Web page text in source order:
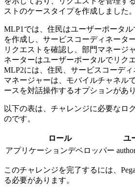
ストのケースタイプを作成しました。
MLP1では、住民はユーザーポータ
を作成し、サービスコーディネータ
リクエストを確認し、部門マネージ
ネーターはユーザーポータルでリク
MLP2には、住民、サービスコーデ
マネージャーは、モバイルチャネル
ースを対話操作するオプションがあり
以下の表は、チャレンジに必要なロ
のです。
ロール ユ
アプリケーションデベロッパー
このチャレンジを完了するには、
る必要があります。